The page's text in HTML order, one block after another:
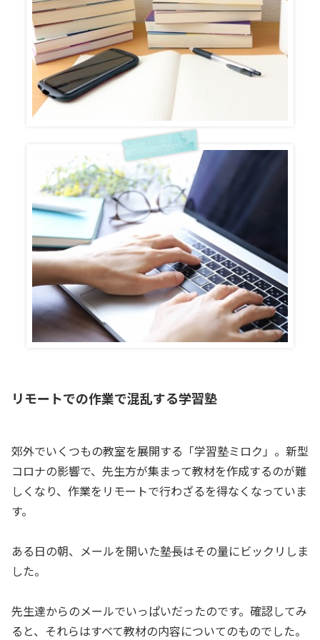
リモートでの作業で混乱する学習塾
郊外でいくつもの教室を展開する「学習塾ミロク」。新型
コロナの影響で、先生方が集まって教材を作成するのが難
しくなり、作業をリモートで行わざるを得なくなっていま
す。
ある日の朝、メールを開いた塾長はその量にビックリしま
した。
先生達からのメールでいっぱいだったのです。確認してみ
ると、それらはすべて教材の内容についてのものでした。